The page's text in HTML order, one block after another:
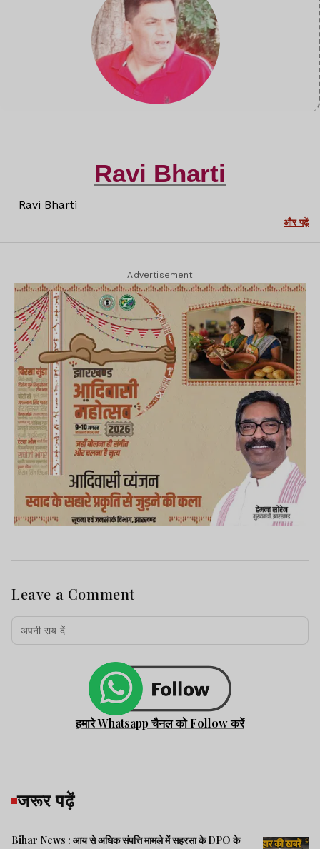
Ravi Bharti
Ravi Bharti
और पढ़ें
Advertisement
Leave a Comment
हमारे Whatsapp चैनल को Follow करें
जरूर पढ़ें
Bihar News : आय से अधिक संपत्ति मामले में सहरसा के DPO के